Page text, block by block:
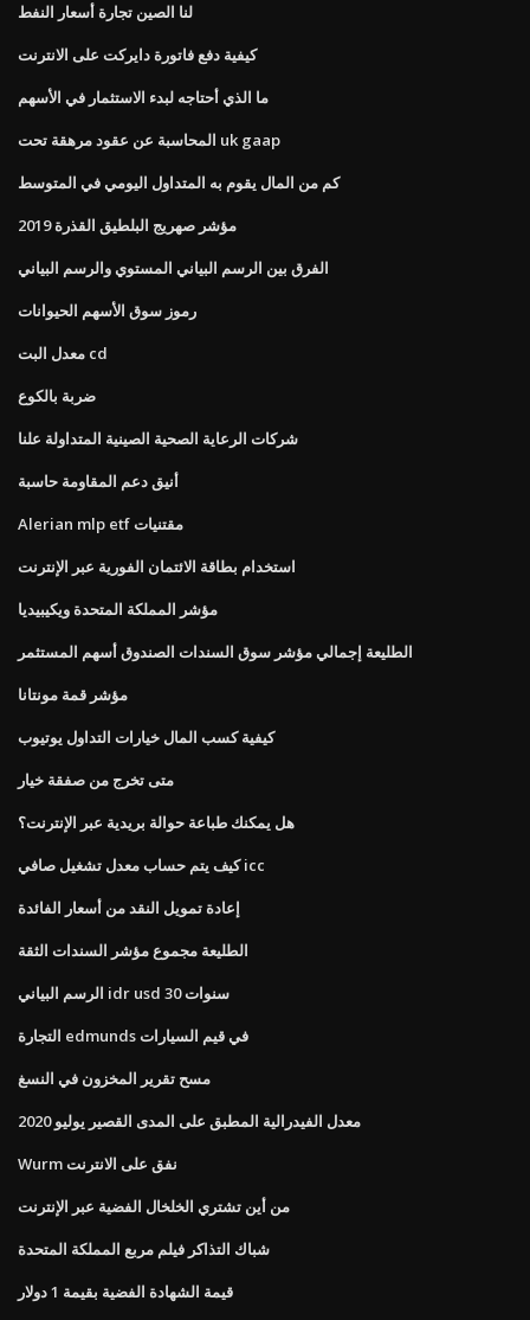
لنا الصين تجارة أسعار النفط
كيفية دفع فاتورة دايركت على الانترنت
ما الذي أحتاجه لبدء الاستثمار في الأسهم
المحاسبة عن عقود مرهقة تحت uk gaap
كم من المال يقوم به المتداول اليومي في المتوسط
مؤشر صهريج البلطيق القذرة 2019
الفرق بين الرسم البياني المستوي والرسم البياني
رموز سوق الأسهم الحيوانات
معدل البت cd
ضربة بالكوع
شركات الرعاية الصحية الصينية المتداولة علنا
أنيق دعم المقاومة حاسبة
Alerian mlp etf مقتنيات
استخدام بطاقة الائتمان الفورية عبر الإنترنت
مؤشر المملكة المتحدة ويكيبيديا
الطليعة إجمالي مؤشر سوق السندات الصندوق أسهم المستثمر
مؤشر قمة مونتانا
كيفية كسب المال خيارات التداول يوتيوب
متى تخرج من صفقة خيار
هل يمكنك طباعة حوالة بريدية عبر الإنترنت؟
كيف يتم حساب معدل تشغيل صافي icc
إعادة تمويل النقد من أسعار الفائدة
الطليعة مجموع مؤشر السندات الثقة
الرسم البياني idr usd 30 سنوات
التجارة edmunds في قيم السيارات
مسح تقرير المخزون في النسغ
معدل الفيدرالية المطبق على المدى القصير يوليو 2020
Wurm نفق على الانترنت
من أين تشتري الخلخال الفضية عبر الإنترنت
شباك التذاكر فيلم مربع المملكة المتحدة
قيمة الشهادة الفضية بقيمة 1 دولار